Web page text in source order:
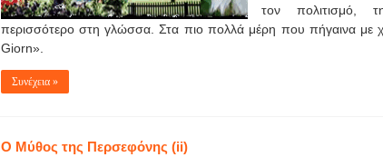
τον πολιτισμό,
περισσότερο στη γλώσσα. Στα πιο πολλά μέρη που πήγαινα με
Giorn».
Συνέχεια »
Ο Μύθος της Περσεφόνης (ii)